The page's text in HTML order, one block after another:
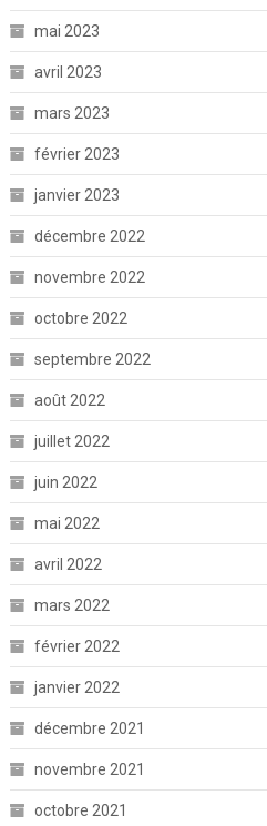
mai 2023
avril 2023
mars 2023
février 2023
janvier 2023
décembre 2022
novembre 2022
octobre 2022
septembre 2022
août 2022
juillet 2022
juin 2022
mai 2022
avril 2022
mars 2022
février 2022
janvier 2022
décembre 2021
novembre 2021
octobre 2021